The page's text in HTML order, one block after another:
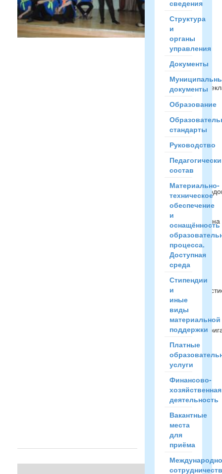
20.Ноября.14
15:27
ноября
года
сборная
команда
составе:
Шпаченко
Дима,
Ветчинов
Вова, Готанян
Илья,
Голубев
Максим,
Кирилл,
Панов
Женя, Парамзина
Катя,
Симакина
Лера, Сысуева
Аня,
Ежова
Лена
принимала
ежегодном
городском
конкурсе
школами
нашего
города«Я
Лиде...
полностью
«Школа
сведения
Структура
и
органы
управления
Документы
документы
Образование
стандарты
Руководство
состав
Материально-
техническое
обеспечение
и
оснащённость
процесса.
Доступная
среда
Стипендии
и
иные
виды
материальной
поддержки
Платные
услуги
Финансово-
хозяйственная
деятельность
Вакантные
места
для
приёма